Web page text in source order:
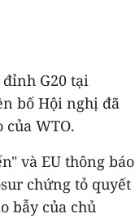
G20 tại
bố Hội nghị đã
WTO.
và EU thông báo
chứng tỏ quyết
bẫy của chủ